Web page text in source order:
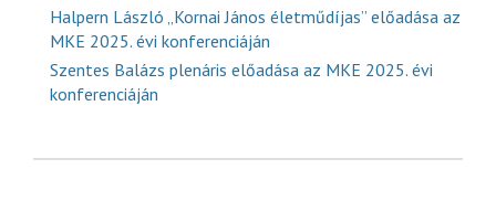
Halpern László „Kornai János életműdíjas” előadása az
MKE 2025. évi konferenciáján
Szentes Balázs plenáris előadása az MKE 2025. évi
konferenciáján